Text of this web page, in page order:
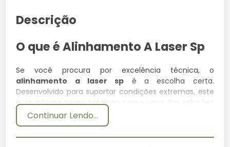
Descrição
O que é Alinhamento A Laser Sp
Se você procura por excelência técnica, o
alinhamento a laser sp é a escolha certa.
Desenvolvido para suportar condições extremas, este
item integra nosso catálogo como uma das soluções
mais confiáveis para profissionais exigentes.
Especificações Técnicas
Continuar Lendo...